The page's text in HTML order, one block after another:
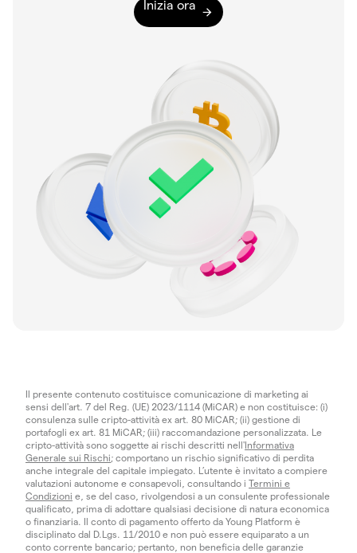
Inizia ora
Il presente contenuto costituisce comunicazione di marketing ai
sensi dell'art. 7 del Reg. (UE) 2023/1114 (MiCAR) e non costituisce: (i)
consulenza sulle cripto-attività ex art. 80 MiCAR; (ii) gestione di
portafogli ex art. 81 MiCAR; (iii) raccomandazione personalizzata. Le
cripto-attività sono soggette ai rischi descritti nell'Informativa
Generale sui Rischi; comportano un rischio significativo di perdita
anche integrale del capitale impiegato. L’utente è invitato a compiere
valutazioni autonome e consapevoli, consultando i Termini e
Condizioni e, se del caso, rivolgendosi a un consulente professionale
qualificato, prima di adottare qualsiasi decisione di natura economica
o finanziaria. Il conto di pagamento offerto da Young Platform è
disciplinato dal D.Lgs. 11/2010 e non può essere equiparato a un
conto corrente bancario; pertanto, non beneficia delle garanzie